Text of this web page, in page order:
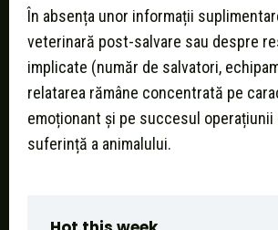
În absența unor informații
veterinară post-salvare sau despre
implicate (număr de salvatori,
relatarea rămâne concentrată pe
emoționant și pe succesul operațiunii
suferință a animalului.